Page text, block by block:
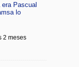
Pascual
lo
2 meses